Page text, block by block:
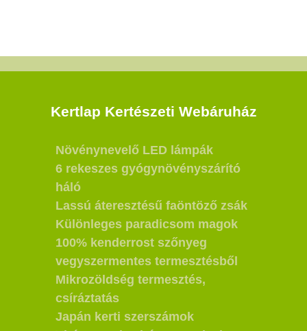
Kertlap Kertészeti Webáruház
Növénynevelő LED lámpák
6 rekeszes gyógynövényszárító
háló
Lassú áteresztésű faöntöző zsák
Különleges paradicsom magok
100% kenderrost szőnyeg
vegyszermentes termesztésből
Mikrozöldség termesztés,
csíráztatás
Japán kerti szerszámok